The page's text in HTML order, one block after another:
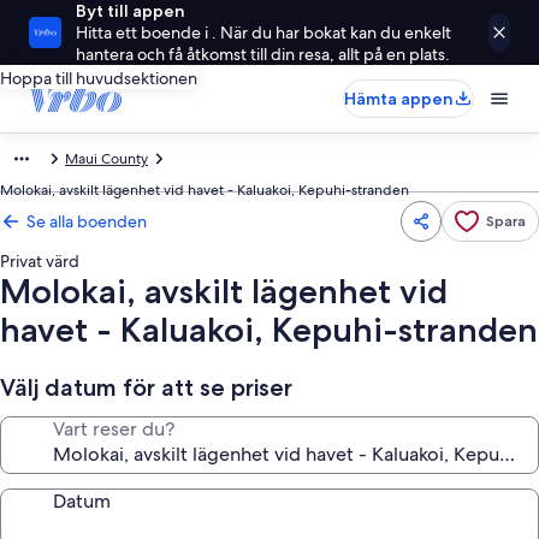
Byt till appen
Hitta ett boende i . När du har bokat kan du enkelt
hantera och få åtkomst till din resa, allt på en plats.
Hoppa till huvudsektionen
Hämta appen
Maui County
Molokai, avskilt lägenhet vid havet - Kaluakoi, Kepuhi-stranden
Se alla boenden Spara
Privat värd
Molokai, avskilt lägenhet vid
havet - Kaluakoi, Kepuhi-stranden
Välj datum för att se priser
Vart reser du?
Datum